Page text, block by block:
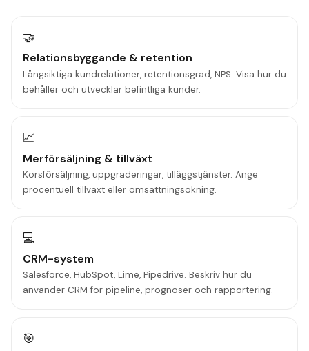
🤝
Relationsbyggande & retention
Långsiktiga kundrelationer, retentionsgrad, NPS. Visa hur du
behåller och utvecklar befintliga kunder.
📈
Merförsäljning & tillväxt
Korsförsäljning, uppgraderingar, tilläggstjänster. Ange
procentuell tillväxt eller omsättningsökning.
💻
CRM-system
Salesforce, HubSpot, Lime, Pipedrive. Beskriv hur du
använder CRM för pipeline, prognoser och rapportering.
🎯